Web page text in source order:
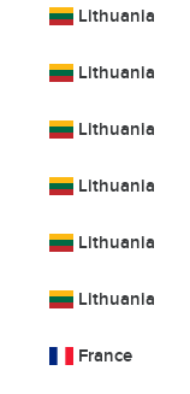
Lithuania
Lithuania
Lithuania
Lithuania
Lithuania
Lithuania
France